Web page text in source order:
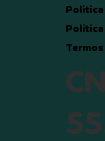
Política